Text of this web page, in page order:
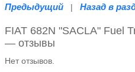
Предыдущий | Назад в
FIAT 682N "SACLA" Fuel
— отзывы
Нет отзывов.